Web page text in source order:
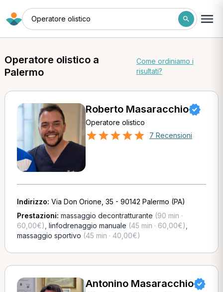
Operatore olistico
Operatore olistico a
Palermo
Come ordiniamo i
risultati?
Roberto Masaracchio
Operatore olistico
7 Recensioni
Indirizzo: Via Don Orione, 35 - 90142 Palermo (PA)
Prestazioni: massaggio decontratturante (90 min ·
60,00€) linfodrenaggio manuale (45 min · 60,00€)
massaggio sportivo (45 min · 40,00€)
Antonino Masaracchio